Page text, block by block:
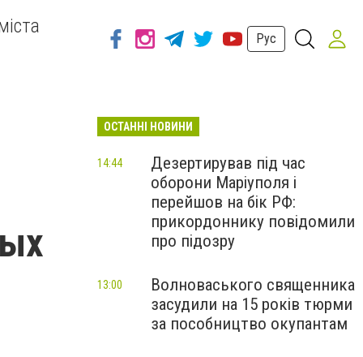
Рус
ОСТАННІ НОВИНИ
Дезертирував під час
оборони Маріуполя і
перейшов на бік РФ:
прикордоннику повідомили
про підозру
14:44
Волноваського священника
засудили на 15 років тюрми
за пособництво окупантам
13:00